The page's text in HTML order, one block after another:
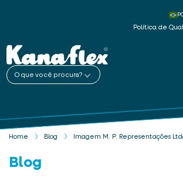
Política de
O que você procura?
Home Blog Imagem M. P. Representações
Blog